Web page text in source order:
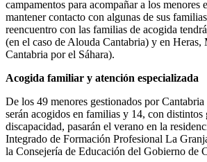
campamentos para acompañar a los menores
mantener contacto con algunas de sus
reencuentro con las familias de acogida
(en el caso de Alouda Cantabria) y en Heras,
Cantabria por el Sáhara).
Acogida familiar y atención especializada
De los 49 menores gestionados por
serán acogidos en familias y 14, con distintos
discapacidad, pasarán el verano en la
Integrado de Formación Profesional La
la Consejería de Educación del Gobierno de